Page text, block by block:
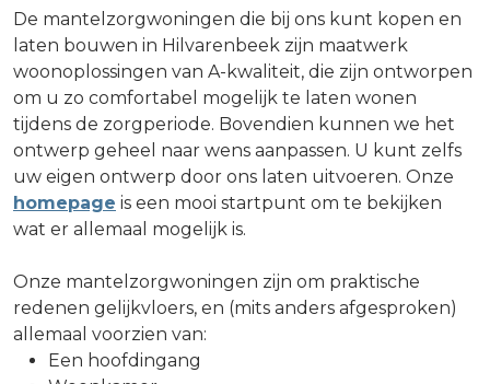
De mantelzorgwoningen die bij ons kunt kopen en
laten bouwen in Hilvarenbeek zijn maatwerk
woonoplossingen van A-kwaliteit, die zijn ontworpen
om u zo comfortabel mogelijk te laten wonen
tijdens de zorgperiode. Bovendien kunnen we het
ontwerp geheel naar wens aanpassen. U kunt zelfs
uw eigen ontwerp door ons laten uitvoeren. Onze
homepage is een mooi startpunt om te bekijken
wat er allemaal mogelijk is.
Onze mantelzorgwoningen zijn om praktische
redenen gelijkvloers, en (mits anders afgesproken)
allemaal voorzien van:
Een hoofdingang